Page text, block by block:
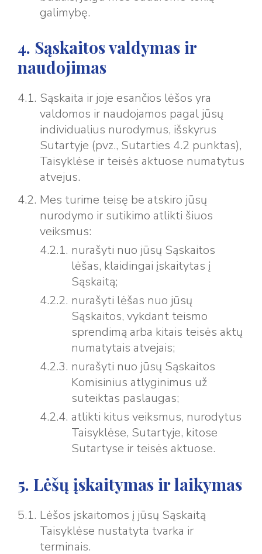
galimybę.
4. Sąskaitos valdymas ir
naudojimas
Sąskaita ir joje esančios lėšos yra
valdomos ir naudojamos pagal jūsų
individualius nurodymus, išskyrus
Sutartyje (pvz., Sutarties 4.2 punktas),
Taisyklėse ir teisės aktuose numatytus
atvejus.
Mes turime teisę be atskiro jūsų
nurodymo ir sutikimo atlikti šiuos
veiksmus:
nurašyti nuo jūsų Sąskaitos
lėšas, klaidingai įskaitytas į
Sąskaitą;
nurašyti lėšas nuo jūsų
Sąskaitos, vykdant teismo
sprendimą arba kitais teisės aktų
numatytais atvejais;
nurašyti nuo jūsų Sąskaitos
Komisinius atlyginimus už
suteiktas paslaugas;
atlikti kitus veiksmus, nurodytus
Taisyklėse, Sutartyje, kitose
Sutartyse ir teisės aktuose.
5. Lėšų įskaitymas ir laikymas
Lėšos įskaitomos į jūsų Sąskaitą
Taisyklėse nustatyta tvarka ir
terminais.